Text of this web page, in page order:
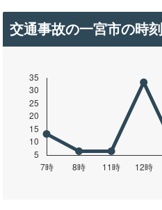
交通事故の一宮市の時